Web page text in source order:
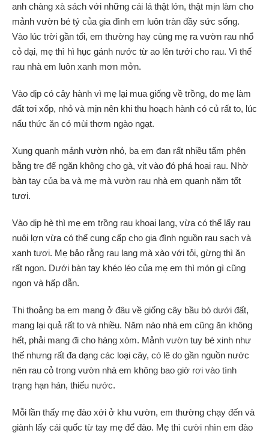
anh chàng xà sách với những cái lá thật lớn, thật mịn làm cho
mảnh vườn bé tý của gia đình em luôn tràn đầy sức sống.
Vào lúc trời gần tối, em thường hay cùng mẹ ra vườn rau nhổ
cỏ dại, mẹ thì hì hục gánh nước từ ao lên tưới cho rau. Vì thế
rau nhà em luôn xanh mơn mởn.
Vào dịp có cây hành vì mẹ lại mua giống về trồng, do mẹ làm
đất tơi xốp, nhỏ và mịn nên khi thu hoạch hành có củ rất to, lúc
nấu thức ăn có mùi thơm ngào ngạt.
Xung quanh mảnh vườn nhỏ, ba em đan rất nhiều tấm phên
bằng tre để ngăn không cho gà, vịt vào đó phá hoại rau. Nhờ
bàn tay của ba và mẹ mà vườn rau nhà em quanh năm tốt
tươi.
Vào dịp hè thì mẹ em trồng rau khoai lang, vừa có thể lấy rau
nuôi lợn vừa có thể cung cấp cho gia đình nguồn rau sạch và
xanh tươi. Mẹ bảo rằng rau lang mà xào với tỏi, gừng thì ăn
rất ngon. Dưới bàn tay khéo léo của mẹ em thì món gì cũng
ngon và hấp dẫn.
Thi thoảng ba em mang ở đâu về giống cây bầu bò dưới đất,
mang lại quả rất to và nhiều. Năm nào nhà em cũng ăn không
hết, phải mang đi cho hàng xóm. Mảnh vườn tuy bé xinh như
thế nhưng rất đa dạng các loại cây, có lẽ do gần nguồn nước
nên rau cỏ trong vườn nhà em không bao giờ rơi vào tình
trạng hạn hán, thiếu nước.
Mỗi lần thấy mẹ đào xới ở khu vườn, em thường chạy đến và
giành lấy cái quốc từ tay mẹ để đào. Mẹ thì cười nhìn em đào